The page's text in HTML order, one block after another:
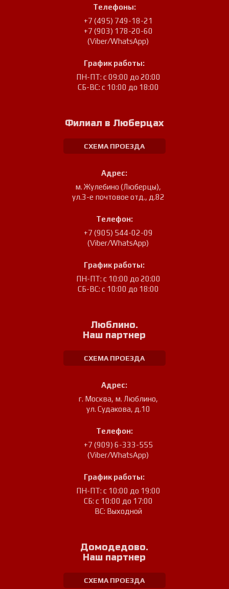
Телефоны:
+7 (495) 749-18-21
+7 (903) 178-20-60
(Viber/WhatsApp)
График работы:
ПН-ПТ: с 09:00 до 20:00
СБ-ВС: с 10:00 до 18:00
Филиал в Люберцах
СХЕМА ПРОЕЗДА
Адрес:
м. Жулебино (Люберцы),
ул.3-е почтовое отд., д.82
Телефон:
+7 (905) 544-02-09
(Viber/WhatsApp)
График работы:
ПН-ПТ: с 10:00 до 20:00
СБ-ВС: с 10:00 до 18:00
Люблино.
Наш партнер
СХЕМА ПРОЕЗДА
Адрес:
г. Москва, м. Люблино,
ул. Судакова, д.10
Телефон:
+7 (909) 6-333-555
(Viber/WhatsApp)
График работы:
ПН-ПТ: с 10:00 до 19:00
СБ: с 10:00 до 17:00
ВС: Выходной
Домодедово.
Наш партнер
СХЕМА ПРОЕЗДА